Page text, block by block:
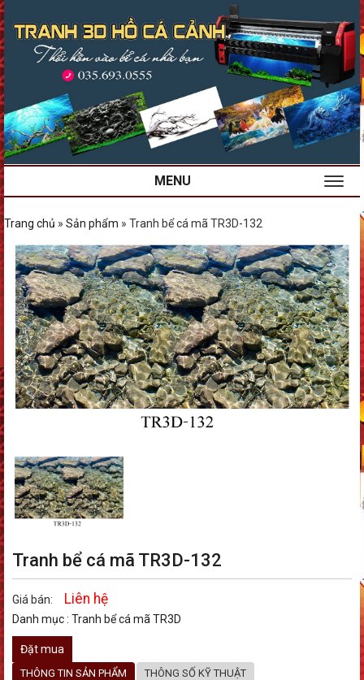
MENU
Trang chủ » Sản phẩm » Tranh bể cá mã TR3D-132
Tranh bể cá mã TR3D-132
Giá bán: Liên hệ
Danh mục : Tranh bể cá mã TR3D
Đặt mua
THÔNG TIN SẢN PHẨM THÔNG SỐ KỸ THUẬT